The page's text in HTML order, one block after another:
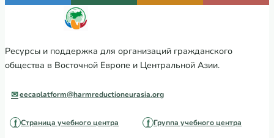
Ресурсы и поддержка для организаций гражданского
общества в Восточной Европе и Центральной Азии.
eecaplatform@harmreductioneurasia.org
Страница учебного центра Группа учебного центра